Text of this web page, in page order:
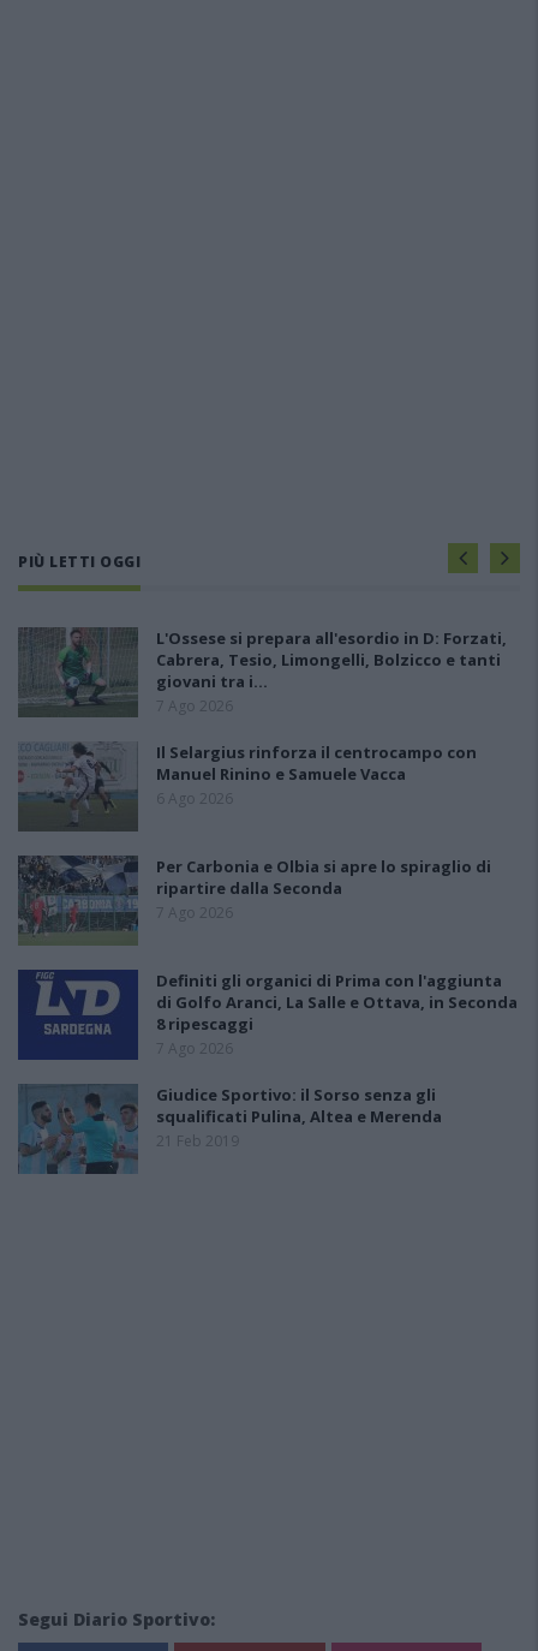
PIÙ LETTI OGGI
L'Ossese si prepara all'esordio in D: Forzati,
Cabrera, Tesio, Limongelli, Bolzicco e tanti
giovani tra i…
7 Ago 2026
Il Selargius rinforza il centrocampo con
Manuel Rinino e Samuele Vacca
6 Ago 2026
Per Carbonia e Olbia si apre lo spiraglio di
ripartire dalla Seconda
7 Ago 2026
Definiti gli organici di Prima con l'aggiunta
di Golfo Aranci, La Salle e Ottava, in Seconda
8 ripescaggi
7 Ago 2026
Giudice Sportivo: il Sorso senza gli
squalificati Pulina, Altea e Merenda
21 Feb 2019
Segui Diario Sportivo: